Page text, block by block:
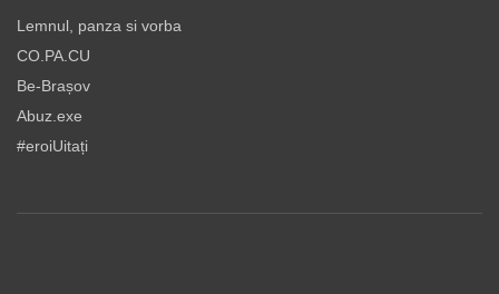
Lemnul, panza si vorba
CO.PA.CU
Be-Brașov
Abuz.exe
#eroiUitați